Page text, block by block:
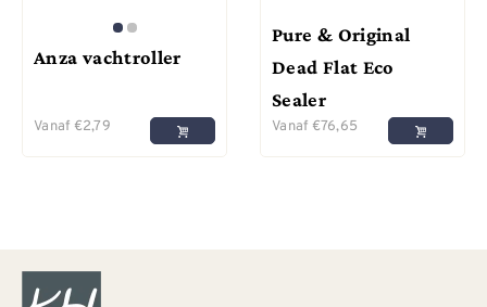
Anza vachtroller
Vanaf €2,79
Pure & Original
Dead Flat Eco
Sealer
Vanaf €76,65